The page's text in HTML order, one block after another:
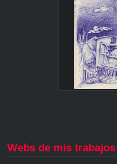
Webs de mis trabajos